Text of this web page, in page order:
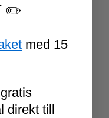
✏️
med 15
direkt till